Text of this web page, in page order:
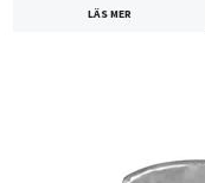
LÄS MER